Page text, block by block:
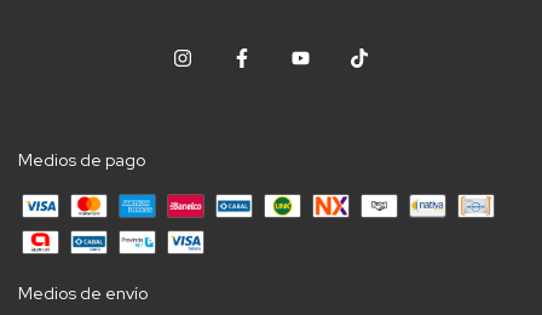
Medios de pago
Medios de envío